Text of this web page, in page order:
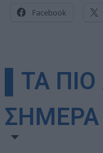
Facebook
▌ΤΑ
ΣΗΜΕΡΑ